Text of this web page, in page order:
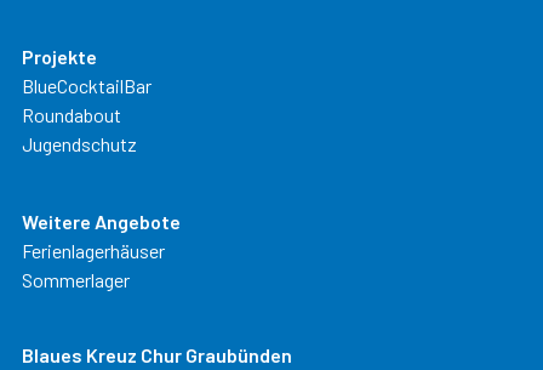
Projekte
BlueCocktailBar
Roundabout
Jugendschutz
Weitere Angebote
Ferienlagerhäuser
Sommerlager
Blaues Kreuz Chur Graubünden